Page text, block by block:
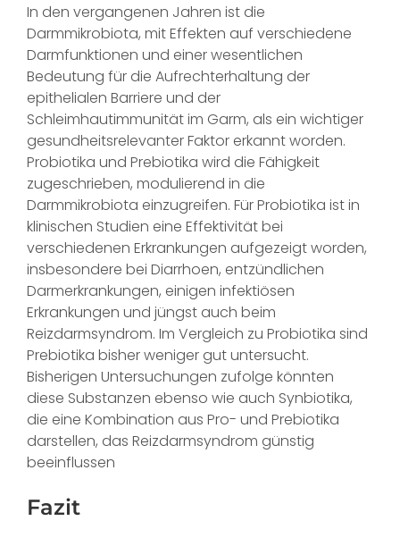
In den vergangenen Jahren ist die
Darmmikrobiota, mit Effekten auf verschiedene
Darmfunktionen und einer wesentlichen
Bedeutung für die Aufrechterhaltung der
epithelialen Barriere und der
Schleimhautimmunität im Garm, als ein wichtiger
gesundheitsrelevanter Faktor erkannt worden.
Probiotika und Prebiotika wird die Fähigkeit
zugeschrieben, modulierend in die
Darmmikrobiota einzugreifen. Für Probiotika ist in
klinischen Studien eine Effektivität bei
verschiedenen Erkrankungen aufgezeigt worden,
insbesondere bei Diarrhoen, ent­zündlichen
Darmerkrankungen, einigen infektiösen
Erkrankungen und jüngst auch beim
Reizdarmsyndrom. Im Vergleich zu Probiotika sind
Prebiotika bisher weniger gut untersucht.
Bisherigen Untersuchungen zufolge könnten
diese Substanzen ebenso wie auch Synbiotika,
die eine Kombination aus Pro- und Prebiotika
darstellen, das Reizdarmsyndrom günstig
beeinflussen
Fazit